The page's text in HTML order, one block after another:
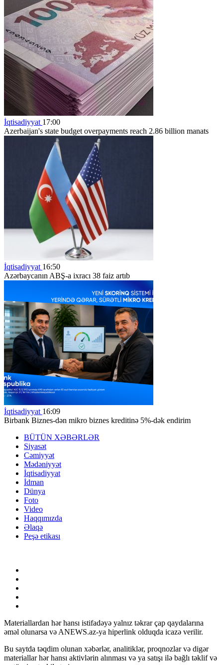
İqtisadiyyat 17:00
Azerbaijan's state budget overpayments reach 2.86 billion manats
İqtisadiyyat 16:50
Azərbaycanın ABŞ-a ixracı 38 faiz artıb
İqtisadiyyat 16:09
Birbank Biznes-dən mikro biznes kreditinə 5%-dək endirim
BÜTÜN XƏBƏRLƏR
Siyasət
Cəmiyyət
Mədəniyyət
İqtisadiyyat
İdman
Dünya
Foto
Video
Haqqımızda
Əlaqə
Peşə etikası
Materiallardan hər hansı istifadəyə yalnız təkrar çap qaydalarına
əməl olunarsa və ANEWS.az-ya hiperlink olduqda icazə verilir.
Bu saytda təqdim olunan xəbərlər, analitiklər, proqnozlar və digər
materiallar hər hansı aktivlərin alınması və ya satışı ilə bağlı təklif və